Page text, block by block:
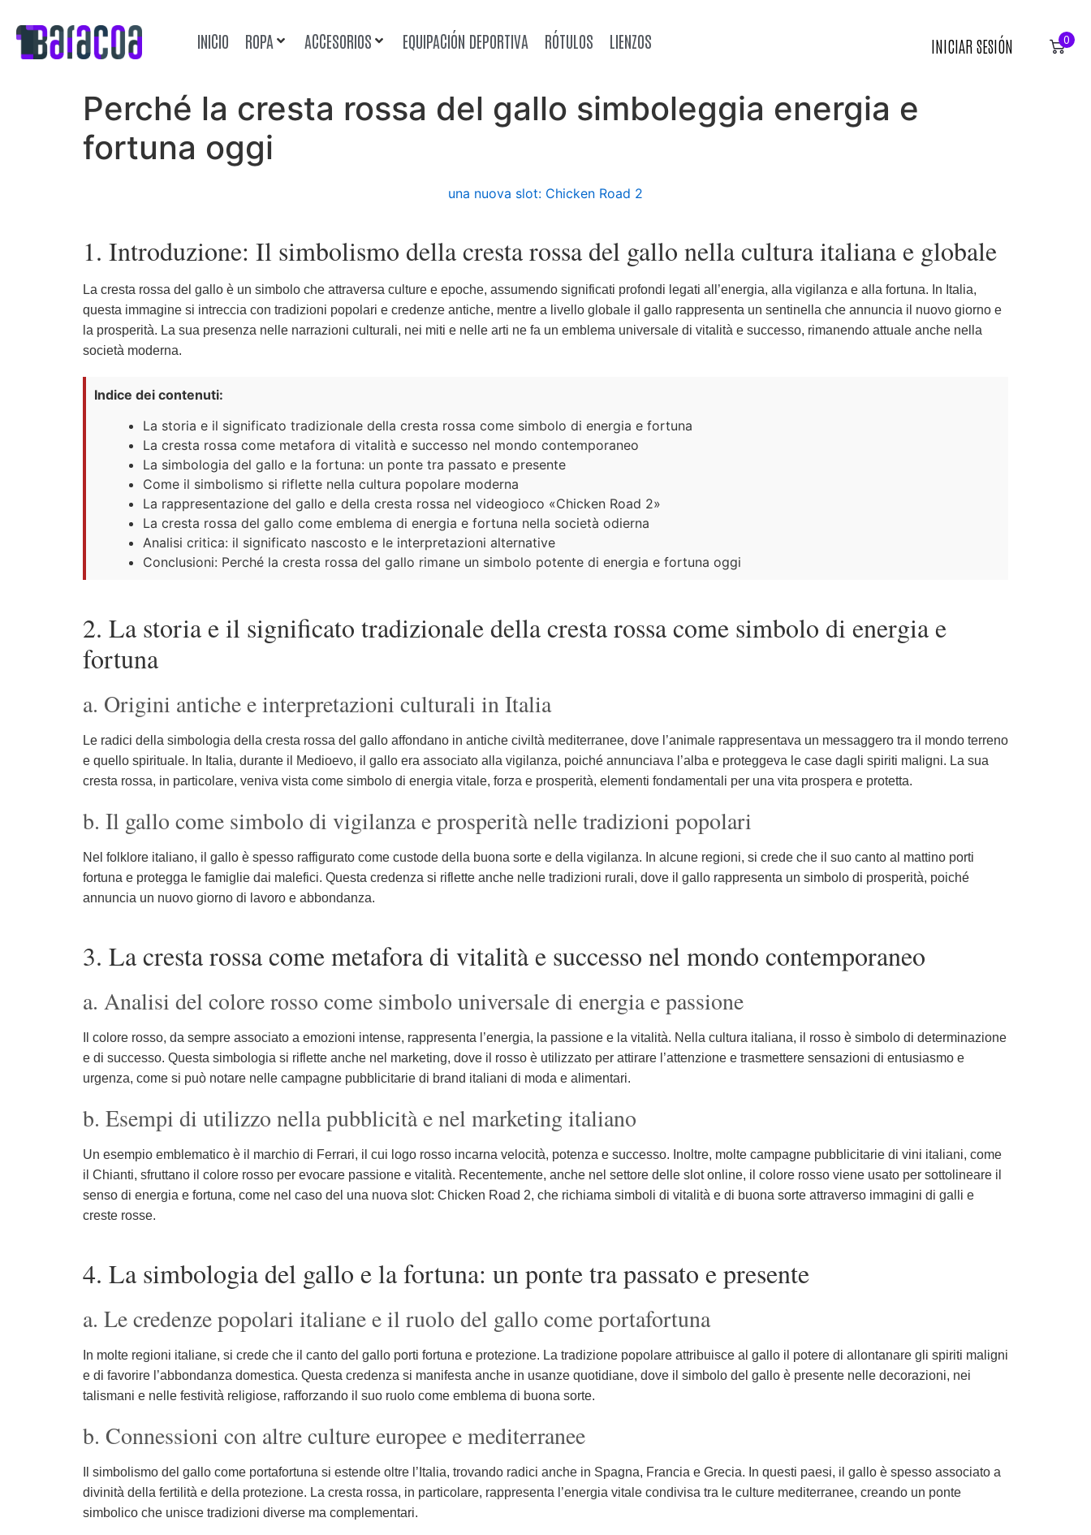
INICIO ROPA ACCESORIOS EQUIPACIÓN DEPORTIVA RÓTULOS LIENZOS INICIAR SESIÓN 0
Perché la cresta rossa del gallo simboleggia energia e
fortuna oggi
una nuova slot: Chicken Road 2
1. Introduzione: Il simbolismo della cresta rossa del gallo nella cultura italiana e globale
La cresta rossa del gallo è un simbolo che attraversa culture e epoche, assumendo significati profondi legati all’energia, alla vigilanza e alla fortuna. In Italia,
questa immagine si intreccia con tradizioni popolari e credenze antiche, mentre a livello globale il gallo rappresenta un sentinella che annuncia il nuovo giorno e
la prosperità. La sua presenza nelle narrazioni culturali, nei miti e nelle arti ne fa un emblema universale di vitalità e successo, rimanendo attuale anche nella
società moderna.
Indice dei contenuti:
La storia e il significato tradizionale della cresta rossa come simbolo di energia e fortuna
La cresta rossa come metafora di vitalità e successo nel mondo contemporaneo
La simbologia del gallo e la fortuna: un ponte tra passato e presente
Come il simbolismo si riflette nella cultura popolare moderna
La rappresentazione del gallo e della cresta rossa nel videogioco «Chicken Road 2»
La cresta rossa del gallo come emblema di energia e fortuna nella società odierna
Analisi critica: il significato nascosto e le interpretazioni alternative
Conclusioni: Perché la cresta rossa del gallo rimane un simbolo potente di energia e fortuna oggi
2. La storia e il significato tradizionale della cresta rossa come simbolo di energia e
fortuna
a. Origini antiche e interpretazioni culturali in Italia
Le radici della simbologia della cresta rossa del gallo affondano in antiche civiltà mediterranee, dove l’animale rappresentava un messaggero tra il mondo terreno
e quello spirituale. In Italia, durante il Medioevo, il gallo era associato alla vigilanza, poiché annunciava l’alba e proteggeva le case dagli spiriti maligni. La sua
cresta rossa, in particolare, veniva vista come simbolo di energia vitale, forza e prosperità, elementi fondamentali per una vita prospera e protetta.
b. Il gallo come simbolo di vigilanza e prosperità nelle tradizioni popolari
Nel folklore italiano, il gallo è spesso raffigurato come custode della buona sorte e della vigilanza. In alcune regioni, si crede che il suo canto al mattino porti
fortuna e protegga le famiglie dai malefici. Questa credenza si riflette anche nelle tradizioni rurali, dove il gallo rappresenta un simbolo di prosperità, poiché
annuncia un nuovo giorno di lavoro e abbondanza.
3. La cresta rossa come metafora di vitalità e successo nel mondo contemporaneo
a. Analisi del colore rosso come simbolo universale di energia e passione
Il colore rosso, da sempre associato a emozioni intense, rappresenta l’energia, la passione e la vitalità. Nella cultura italiana, il rosso è simbolo di determinazione
e di successo. Questa simbologia si riflette anche nel marketing, dove il rosso è utilizzato per attirare l’attenzione e trasmettere sensazioni di entusiasmo e
urgenza, come si può notare nelle campagne pubblicitarie di brand italiani di moda e alimentari.
b. Esempi di utilizzo nella pubblicità e nel marketing italiano
Un esempio emblematico è il marchio di Ferrari, il cui logo rosso incarna velocità, potenza e successo. Inoltre, molte campagne pubblicitarie di vini italiani, come
il Chianti, sfruttano il colore rosso per evocare passione e vitalità. Recentemente, anche nel settore delle slot online, il colore rosso viene usato per sottolineare il
senso di energia e fortuna, come nel caso del una nuova slot: Chicken Road 2, che richiama simboli di vitalità e di buona sorte attraverso immagini di galli e
creste rosse.
4. La simbologia del gallo e la fortuna: un ponte tra passato e presente
a. Le credenze popolari italiane e il ruolo del gallo come portafortuna
In molte regioni italiane, si crede che il canto del gallo porti fortuna e protezione. La tradizione popolare attribuisce al gallo il potere di allontanare gli spiriti maligni
e di favorire l’abbondanza domestica. Questa credenza si manifesta anche in usanze quotidiane, dove il simbolo del gallo è presente nelle decorazioni, nei
talismani e nelle festività religiose, rafforzando il suo ruolo come emblema di buona sorte.
b. Connessioni con altre culture europee e mediterranee
Il simbolismo del gallo come portafortuna si estende oltre l’Italia, trovando radici anche in Spagna, Francia e Grecia. In questi paesi, il gallo è spesso associato a
divinità della fertilità e della protezione. La cresta rossa, in particolare, rappresenta l’energia vitale condivisa tra le culture mediterranee, creando un ponte
simbolico che unisce tradizioni diverse ma complementari.